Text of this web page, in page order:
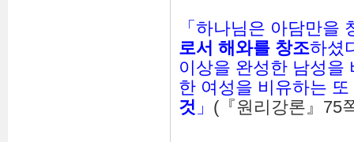
「하나님은 아담만
로서 해와를 창조하셨
이상을 완성한 남성을
한 여성을 비유하는
것 」 (『원리강론』75